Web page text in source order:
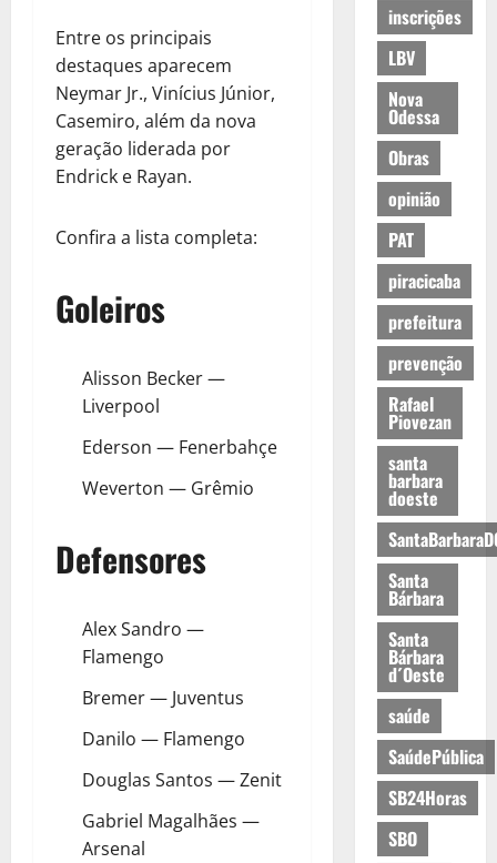
Entre os principais
destaques aparecem
Neymar Jr., Vinícius Júnior,
Casemiro, além da nova
geração liderada por
Endrick e Rayan.
Confira a lista completa:
Goleiros
Alisson Becker —
Liverpool
Ederson — Fenerbahçe
Weverton — Grêmio
Defensores
Alex Sandro —
Flamengo
Bremer — Juventus
Danilo — Flamengo
Douglas Santos — Zenit
Gabriel Magalhães —
Arsenal
inscrições
LBV
Nova
Odessa
Obras
opinião
PAT
piracicaba
prefeitura
prevenção
Rafael
Piovezan
santa
barbara
doeste
Santa
Bárbara
Santa
Bárbara
d´Oeste
saúde
SaúdePública
SB24Horas
SBO